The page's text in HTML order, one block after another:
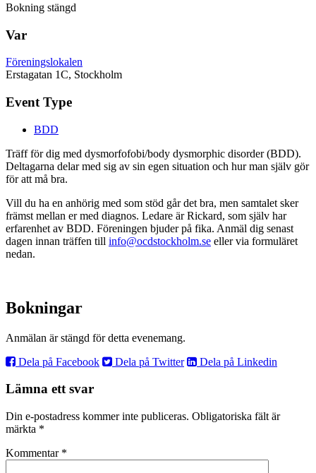
Bokning stängd
Var
Föreningslokalen
Erstagatan 1C, Stockholm
Event Type
BDD
Träff för dig med dysmorfofobi/body dysmorphic disorder (BDD).
Deltagarna delar med sig av sin egen situation och hur man själv gör
för att må bra.
Vill du ha en anhörig med som stöd går det bra, men samtalet sker
främst mellan er med diagnos. Ledare är Rickard, som själv har
erfarenhet av BDD. Föreningen bjuder på fika. Anmäl dig senast
dagen innan träffen till info@ocdstockholm.se eller via formuläret
nedan.
Bokningar
Anmälan är stängd för detta evenemang.
Dela på Facebook
Dela på Twitter Dela på Linkedin
Lämna ett svar
Din e-postadress kommer inte publiceras. Obligatoriska fält är
märkta *
Kommentar *